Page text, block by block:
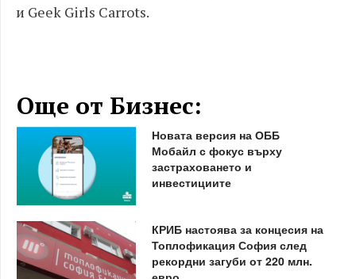
и Geek Girls Carrots.
Още от Бизнес:
Новата версия на ОББ
Мобайл с фокус върху
застраховането и
инвестициите
КРИБ настоява за концесия на
Топлофикация София след
рекордни загуби от 220 млн.